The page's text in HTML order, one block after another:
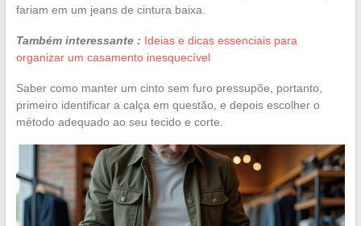
fariam em um jeans de cintura baixa.
Também interessante : Ideias e dicas essenciais para
organizar um casamento inesquecível
Saber como manter um cinto sem furo pressupõe, portanto,
primeiro identificar a calça em questão, e depois escolher o
método adequado ao seu tecido e corte.